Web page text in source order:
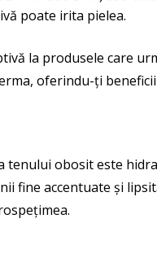
poate irita pielea.
la produsele care
oferindu-ți
tenului obosit este
fine accentuate și